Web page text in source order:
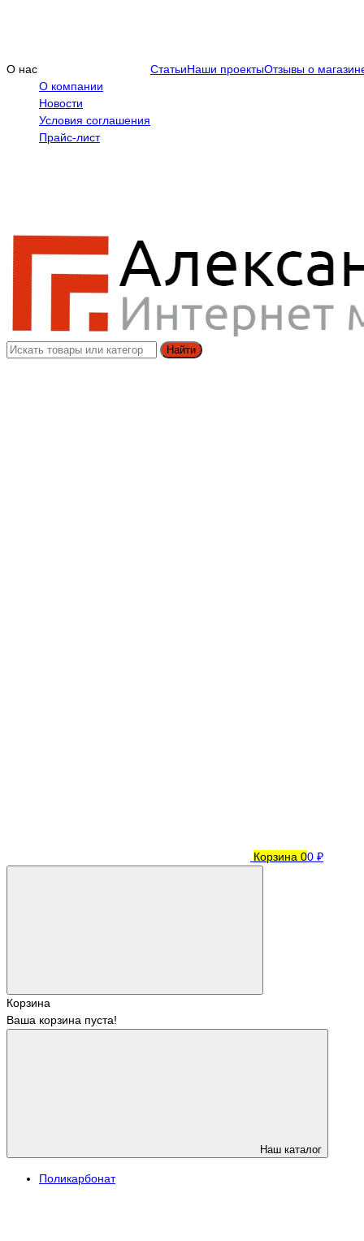
О нас
О компании
Новости
Условия соглашения
Прайс-лист
СтатьиНаши проектыОтзывы о
Найти
Корзина 00 ₽
Корзина
Ваша корзина пуста!
Наш каталог
Поликарбонат